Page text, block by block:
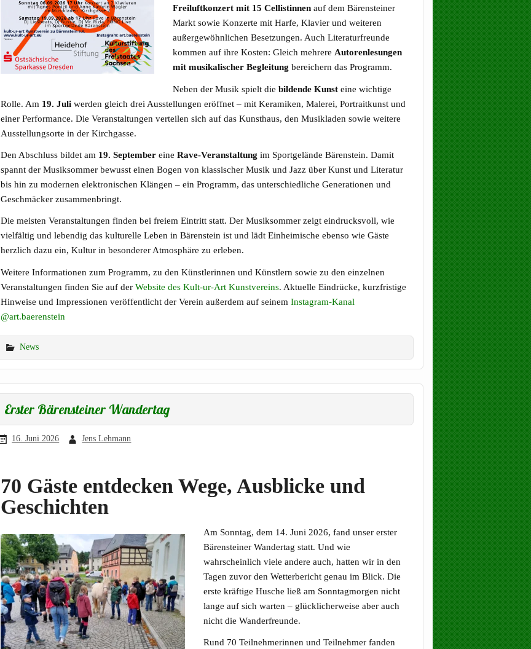
Freiluftkonzert mit 15 Cellistinnen auf dem Bärensteiner
Markt sowie Konzerte mit Harfe, Klavier und weiteren
außergewöhnlichen Besetzungen. Auch Literaturfreunde
kommen auf ihre Kosten: Gleich mehrere Autorenlesungen
mit musikalischer Begleitung bereichern das Programm.
Neben der Musik spielt diebildende Kunst eine wichtige
Rolle. Am 19. Juliwerden gleich drei Ausstellungen eröffnet – mit Keramiken, Malerei, Portraitkunst und
einer Performance. Die Veranstaltungen verteilen sich auf das Kunsthaus, den Musikladen sowie weitere
Ausstellungsorte in der Kirchgasse.
Den Abschluss bildet am 19. Septembereine Rave-Veranstaltung im Sportgelände Bärenstein. Damit
spannt der Musiksommer bewusst einen Bogen von klassischer Musik und Jazz über Kunst und Literatur
bis hin zu modernen elektronischen Klängen – ein Programm, das unterschiedliche Generationen und
Geschmäcker zusammenbringt.
Die meisten Veranstaltungen finden bei freiem Eintritt statt. Der Musiksommer zeigt eindrucksvoll, wie
vielfältig und lebendig das kulturelle Leben in Bärenstein ist und lädt Einheimische ebenso wie Gäste
herzlich dazu ein, Kultur in besonderer Atmosphäre zu erleben.
Weitere Informationen zum Programm, zu den Künstlerinnen und Künstlern sowie zu den einzelnen
Veranstaltungen finden Sie auf der Website des Kult-ur-Art Kunstvereins. Aktuelle Eindrücke, kurzfristige
Hinweise und Impressionen veröffentlicht der Verein außerdem auf seinem Instagram-Kanal
@art.baerenstein
News
Erster Bärensteiner Wandertag
16. Juni 2026 Jens Lehmann
70 Gäste entdecken Wege, Ausblicke und
Geschichten
Am Sonntag, dem 14. Juni 2026, fand unser erster
Bärensteiner Wandertag statt. Und wie
wahrscheinlich viele andere auch, hatten wir in den
Tagen zuvor den Wetterbericht genau im Blick. Die
erste kräftige Husche ließ am Sonntagmorgen nicht
lange auf sich warten – glücklicherweise aber auch
nicht die Wanderfreunde.
Rund 70 Teilnehmerinnen und Teilnehmer fanden